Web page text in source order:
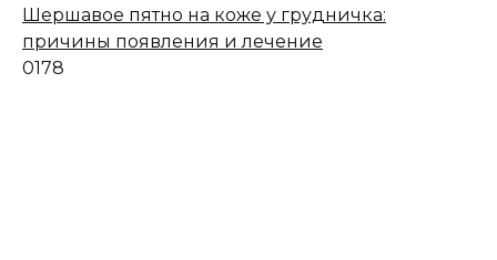
Шершавое пятно на коже у грудничка:
причины появления и лечение
0178